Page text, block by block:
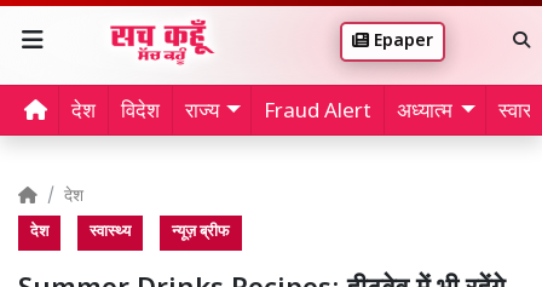
Epaper
देश विदेश राज्य Fraud Alert अध्यात्म
देश
देश स्वास्थ्य न्यूज़ ब्रीफ